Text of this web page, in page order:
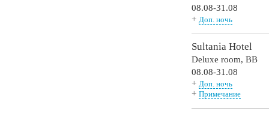
08.08-31.08
+Доп. ночь
Sultania Hotel
Deluxe room,BB
08.08-31.08
+Доп. ночь
+Примечание